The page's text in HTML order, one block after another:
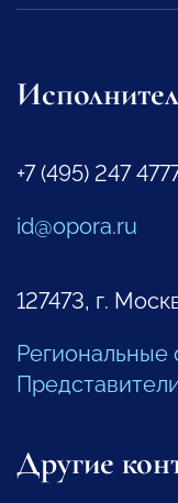
+7 (495) 247
id@opora.ru
127473, г.
Региональные
Другие